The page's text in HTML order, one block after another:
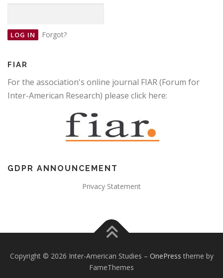
Forgot?
FIAR
For the association's online journal FIAR (Forum for
Inter-American Research) please click here:
GDPR ANNOUNCEMENT
Privacy Statement
Copyright © 2026 Inter-American Studies – OnePress theme by
FameThemes